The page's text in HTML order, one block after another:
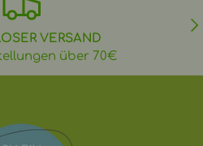
VERSAND
über 70€